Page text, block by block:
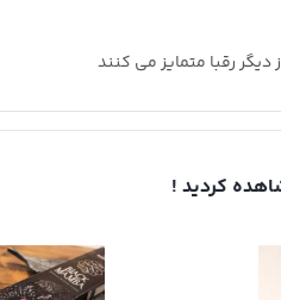
رقبا متمایز می کنند
کردید !